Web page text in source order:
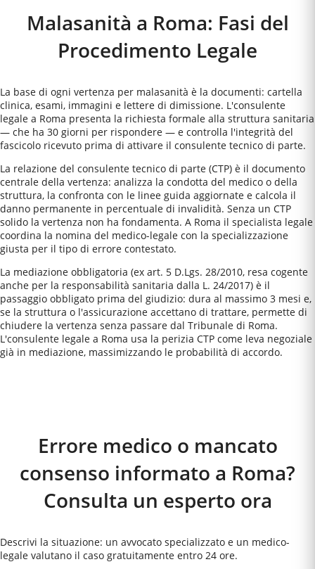
Malasanità a Roma: Fasi del
Procedimento Legale
La base di ogni vertenza per malasanità è la documenti: cartella
clinica, esami, immagini e lettere di dimissione. L'consulente
legale a Roma presenta la richiesta formale alla struttura sanitaria
— che ha 30 giorni per rispondere — e controlla l'integrità del
fascicolo ricevuto prima di attivare il consulente tecnico di parte.
La relazione del consulente tecnico di parte (CTP) è il documento
centrale della vertenza: analizza la condotta del medico o della
struttura, la confronta con le linee guida aggiornate e calcola il
danno permanente in percentuale di invalidità. Senza un CTP
solido la vertenza non ha fondamenta. A Roma il specialista legale
coordina la nomina del medico-legale con la specializzazione
giusta per il tipo di errore contestato.
La mediazione obbligatoria (ex art. 5 D.Lgs. 28/2010, resa cogente
anche per la responsabilità sanitaria dalla L. 24/2017) è il
passaggio obbligato prima del giudizio: dura al massimo 3 mesi e,
se la struttura o l'assicurazione accettano di trattare, permette di
chiudere la vertenza senza passare dal Tribunale di Roma.
L'consulente legale a Roma usa la perizia CTP come leva negoziale
già in mediazione, massimizzando le probabilità di accordo.
Errore medico o mancato
consenso informato a Roma?
Consulta un esperto ora
Descrivi la situazione: un avvocato specializzato e un medico-
legale valutano il caso gratuitamente entro 24 ore.